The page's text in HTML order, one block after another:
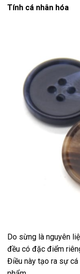
Tính cá nhân hóa
Do sừng là nguyên
đều có đặc điểm
Điều này tạo ra sự